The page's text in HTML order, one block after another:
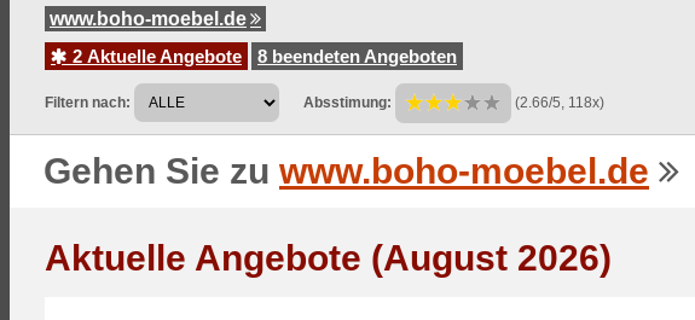
www.boho-moebel.de
2 Aktuelle Angebote
8 beendeten Angeboten
Filtern nach: Absstimung: (2.66/5, 118x)
Gehen Sie zu www.boho-moebel.de
Aktuelle Angebote (August 2026)